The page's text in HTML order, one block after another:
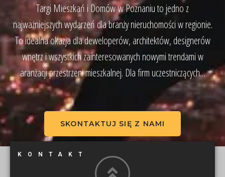
Targi Mieszkań i Domów w Poznaniu to jedno z
najważniejszych wydarzeń dla branży nieruchomości w regionie.
To idealna okazja dla deweloperów, architektów, designerów
wnętrz i wszystkich zainteresowanych nowymi trendami w
aranżacji przestrzeni mieszkalnej. Dla firm uczestniczących…
SKONTAKTUJ SIĘ Z NAMI
KONTAKT